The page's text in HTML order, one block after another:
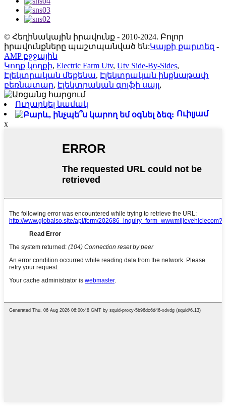
© Հեղինակային իրավունք - 2010-2024. Բոլոր
իրավունքները պաշտպանված են:Կայքի քարտեզ -
AMP բջջային
Կողք կողքի, Electric Farm Utv, Utv Side-By-Sides,
Էլեկտրական մեքենա, Էլեկտրական ինքնաթափ
բեռնատար, Էլեկտրական գոլֆի սայլ,
Ուղարկել նամակ
Ուիլյամ
x